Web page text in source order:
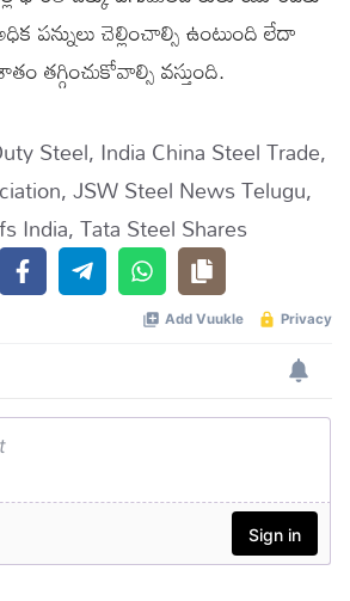
పన్నులు చెల్లించాల్సి ఉంటుంది లేదా
తగ్గించుకోవాల్సి వస్తుంది.
Steel,India China Steel Trade,
,JSW Steel News Telugu,
India,Tata Steel Shares